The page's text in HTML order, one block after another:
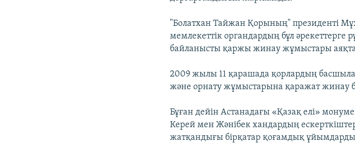
"Болатхан Тайжан Қорының" президенті
мемлекеттік органдардың бұл әрекеттерге
байланысты қаржы жинау жұмыстары
2009 жылы 11 қарашада қорлардың
және орнату жұмыстарына қаражат жинау
Бұған дейін Астанадағы «Қазақ елі»
Керей мен Жәнібек хандардың
жатқандығы бірқатар қоғамдық